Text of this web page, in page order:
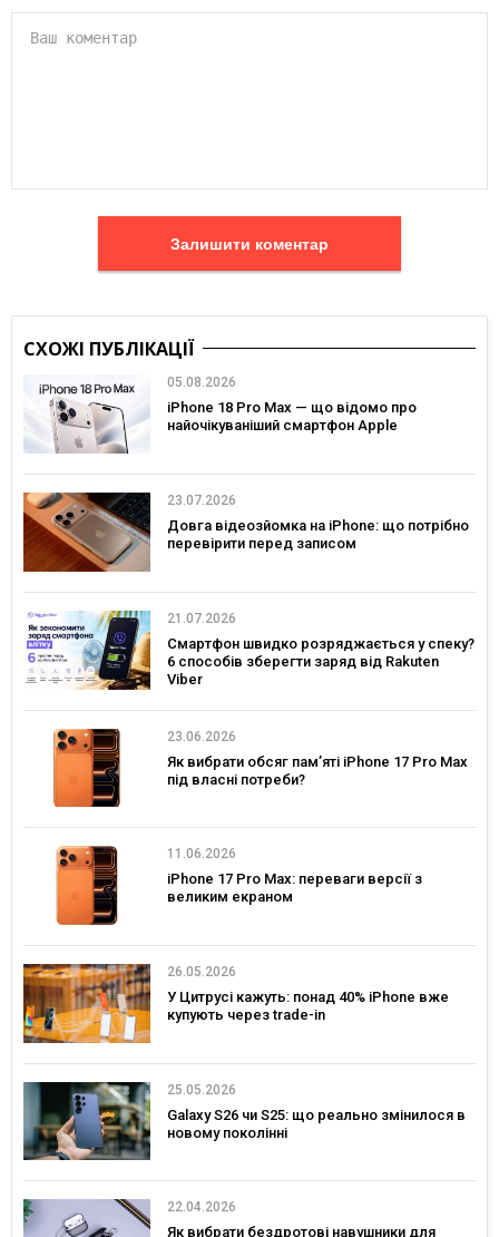
Залишити коментар
СХОЖІ ПУБЛІКАЦІЇ
05.08.2026
iPhone 18 Pro Max — що відомо про
найочікуваніший смартфон Apple
23.07.2026
Довга відеозйомка на iPhone: що потрібно
перевірити перед записом
21.07.2026
Смартфон швидко розряджається у спеку?
6 способів зберегти заряд від Rakuten
Viber
23.06.2026
Як вибрати обсяг пам’яті iPhone 17 Pro Max
під власні потреби?
11.06.2026
iPhone 17 Pro Max: переваги версії з
великим екраном
26.05.2026
У Цитрусі кажуть: понад 40% iPhone вже
купують через trade-in
25.05.2026
Galaxy S26 чи S25: що реально змінилося в
новому поколінні
22.04.2026
Як вибрати бездротові навушники для